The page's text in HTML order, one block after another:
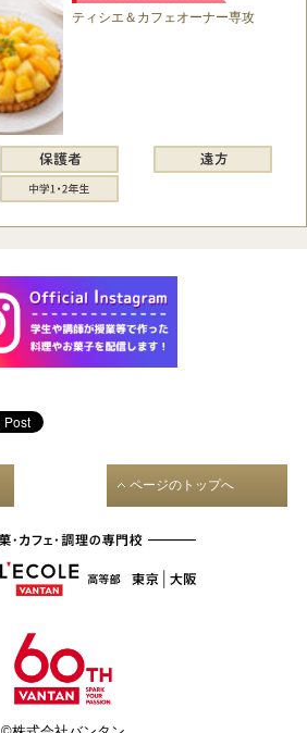
ティシエ＆カフェオーナー専攻
ページのトップへ